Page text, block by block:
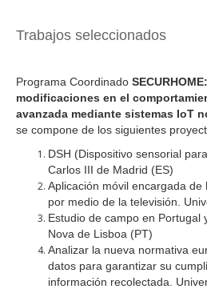
Trabajos seleccionados
Programa Coordinado
modificaciones en el
avanzada mediante sistemas IoT
se compone de los siguientes
DSH (Dispositivo sensorial
Carlos III de Madrid (ES)
Aplicación móvil encargada de
por medio de la televisión.
Estudio de campo en Portugal
Nova de Lisboa (PT)
Analizar la nueva normativa
datos para garantizar su
información recolectada.